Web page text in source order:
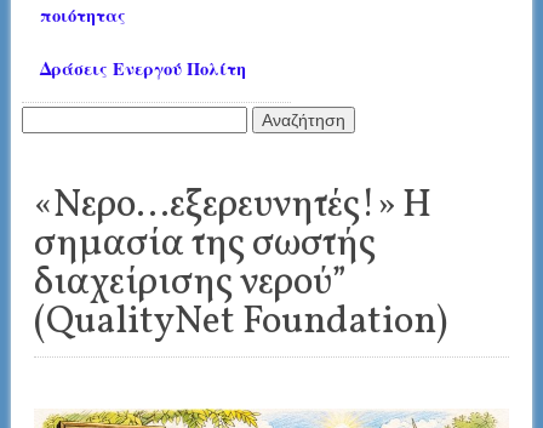
ποιότητας
Δράσεις Ενεργού Πολίτη
Αναζήτηση
«Νερο…εξερευνητές!» Η
σημασία της σωστής
διαχείρισης νερού”
(QualityNet Foundation)